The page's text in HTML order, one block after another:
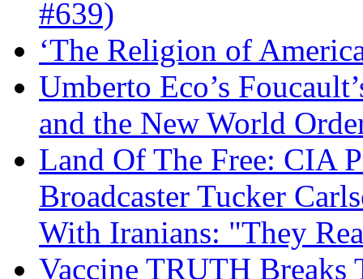
#639)
‘The Religion of
Umberto Eco’s
and the New World
Land Of The Free: CIA
Broadcaster Tucker
With Iranians: "They
Vaccine TRUTH